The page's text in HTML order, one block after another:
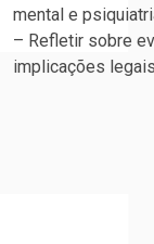
mental e
– Refletir sobre
implicações